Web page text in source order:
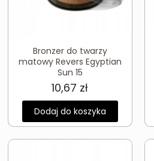
Bronzer do twarzy
matowy Revers Egyptian
Sun 15
10,67 zł
Dodaj do koszyka